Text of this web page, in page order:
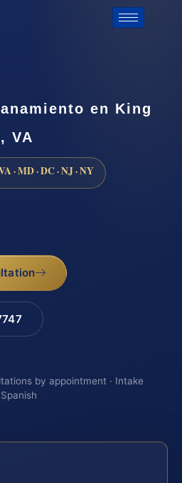
en King
VA
· MD · DC · NJ · NY
by appointment · Intake